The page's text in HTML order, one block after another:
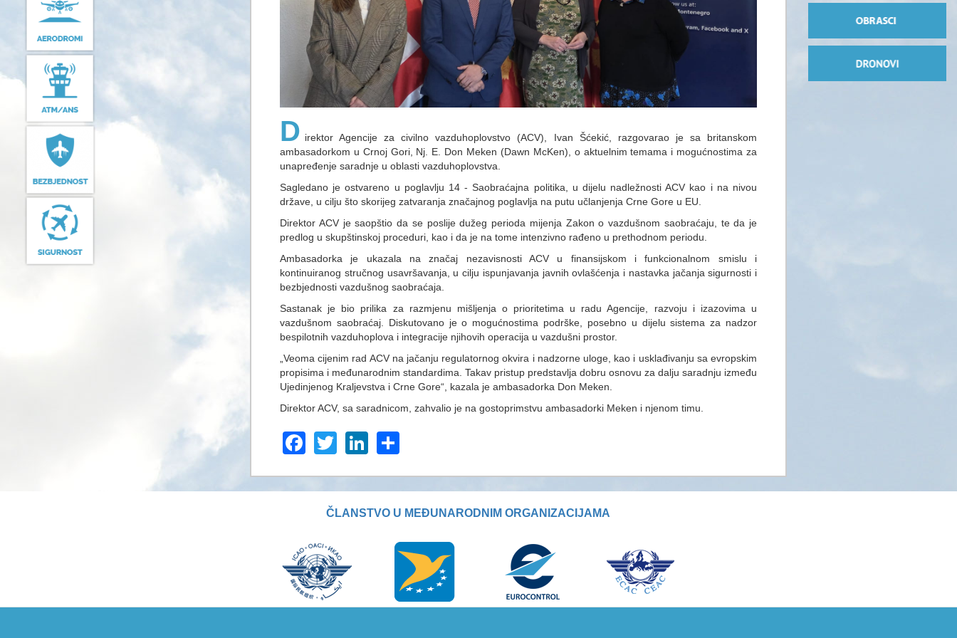
D irektor Agencije za civilno vazduhoplovstvo (ACV), Ivan Šćekić, razgovarao je sa britanskom
ambasadorkom u Crnoj Gori, Nj. E. Don Meken (Dawn McKen), o aktuelnim temama i mogućnostima za
unapređenje saradnje u oblasti vazduhoplovstva.
Sagledano je ostvareno u poglavlju 14 - Saobraćajna politika, u dijelu nadležnosti ACV kao i na nivou
države, u cilju što skorijeg zatvaranja značajnog poglavlja na putu učlanjenja Crne Gore u EU.
Direktor ACV je saopštio da se poslije dužeg perioda mijenja Zakon o vazdušnom saobraćaju, te da je
predlog u skupštinskoj proceduri, kao i da je na tome intenzivno rađeno u prethodnom periodu.
Ambasadorka je ukazala na značaj nezavisnosti ACV u finansijskom i funkcionalnom smislu i
kontinuiranog stručnog usavršavanja, u cilju ispunjavanja javnih ovlašćenja i nastavka jačanja sigurnosti i
bezbjednosti vazdušnog saobraćaja.
Sastanak je bio prilika za razmjenu mišljenja o prioritetima u radu Agencije, razvoju i izazovima u
vazdušnom saobraćaj. Diskutovano je o mogućnostima podrške, posebno u dijelu sistema za nadzor
bespilotnih vazduhoplova i integracije njihovih operacija u vazdušni prostor.
„Veoma cijenim rad ACV na jačanju regulatornog okvira i nadzorne uloge, kao i usklađivanju sa evropskim
propisima i međunarodnim standardima. Takav pristup predstavlja dobru osnovu za dalju saradnju između
Ujedinjenog Kraljevstva i Crne Gore“, kazala je ambasadorka Don Meken.
Direktor ACV, sa saradnicom, zahvalio je na gostoprimstvu ambasadorki Meken i njenom timu.
Facebook
TwitterLinkedIn
ČLANSTVO U MEĐUNARODNIM ORGANIZACIJAMA